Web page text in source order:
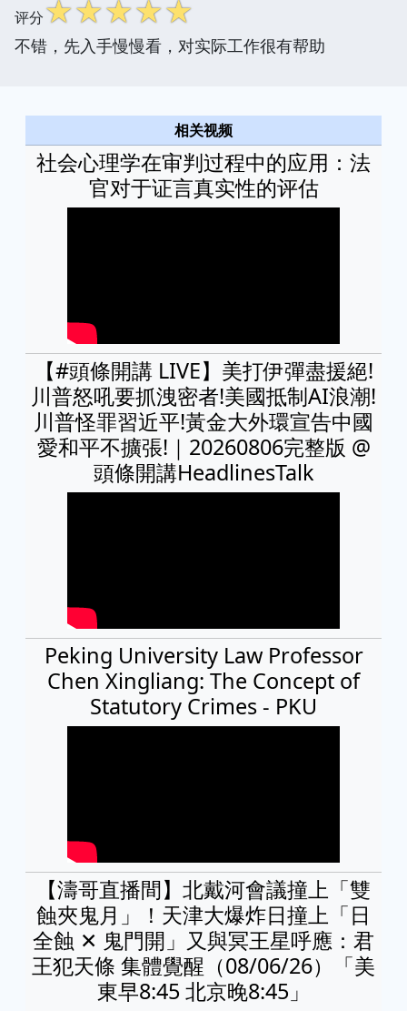
评分☆☆☆☆☆
不错，先入手慢慢看，对实际工作很有帮助
相关视频
社会心理学在审判过程中的应用：法
官对于证言真实性的评估
【#頭條開講 LIVE】美打伊彈盡援絕!
川普怒吼要抓洩密者!美國抵制AI浪潮!
川普怪罪習近平!黃金大外環宣告中國
愛和平不擴張!｜20260806完整版 @
頭條開講HeadlinesTalk
Peking University Law Professor
Chen Xingliang: The Concept of
Statutory Crimes - PKU
【濤哥直播間】北戴河會議撞上「雙
蝕夾鬼月」！天津大爆炸日撞上「日
全蝕 ✕ 鬼門開」又與冥王星呼應：君
王犯天條 集體覺醒（08/06/26）「美
東早8:45 北京晚8:45」